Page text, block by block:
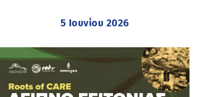
5 Ιουνίου 2026